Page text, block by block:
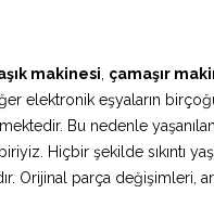
makinesi çamaşır
elektronik eşyaların
Bu nedenle
Hiçbir şekilde sıkıntı
Orijinal parça değişimleri,